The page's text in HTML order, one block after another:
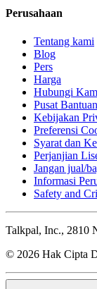
Perusahaan
Tentang kami
Blog
Pers
Harga
Hubungi
Pusat Bantuan
Kebijakan
Preferensi
Syarat dan
Perjanjian
Jangan jual/
Informasi
Safety and
Talkpal, Inc., 2810
© 2026 Hak Cipta